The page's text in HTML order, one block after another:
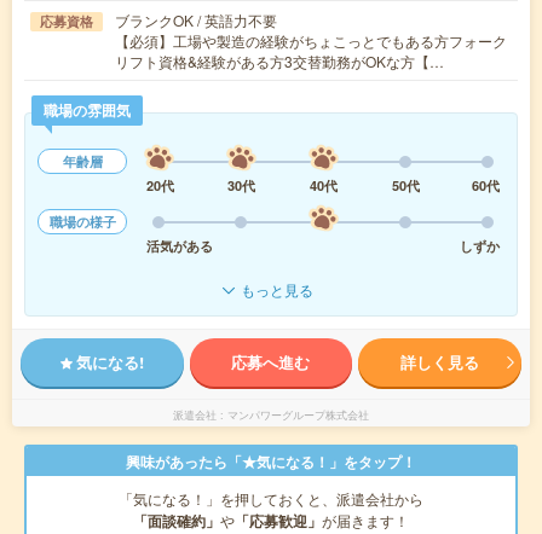
応募資格
ブランクOK / 英語力不要
【必須】工場や製造の経験がちょこっとでもある方フォーク
リフト資格&経験がある方3交替勤務がOKな方【…
職場の雰囲気
年齢層
20代
30代 40代 50代
60代
職場の様子
活気がある
しずか
もっと見る
気になる! 応募へ進む 詳しく見る
派遣会社 マンパワーグループ株式会社
興味があったら「★気になる！」をタップ！
「気になる！」を押しておくと、派遣会社から
「面談確約」 や 「応募歓迎」 が届きます！